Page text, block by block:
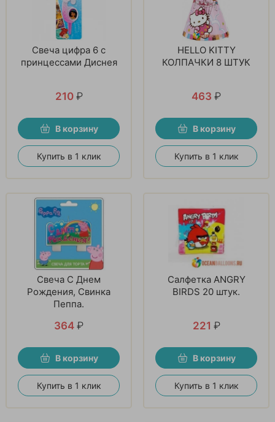
Свеча цифра 6 с
принцессами Диснея
210 ₽
В корзину
Купить в 1 клик
HELLO KITTY
КОЛПАЧКИ 8 ШТУК
463 ₽
В корзину
Купить в 1 клик
Свеча С Днем
Рождения, Свинка
Пеппа.
364 ₽
В корзину
Купить в 1 клик
Салфетка ANGRY
BIRDS 20 штук.
221 ₽
В корзину
Купить в 1 клик